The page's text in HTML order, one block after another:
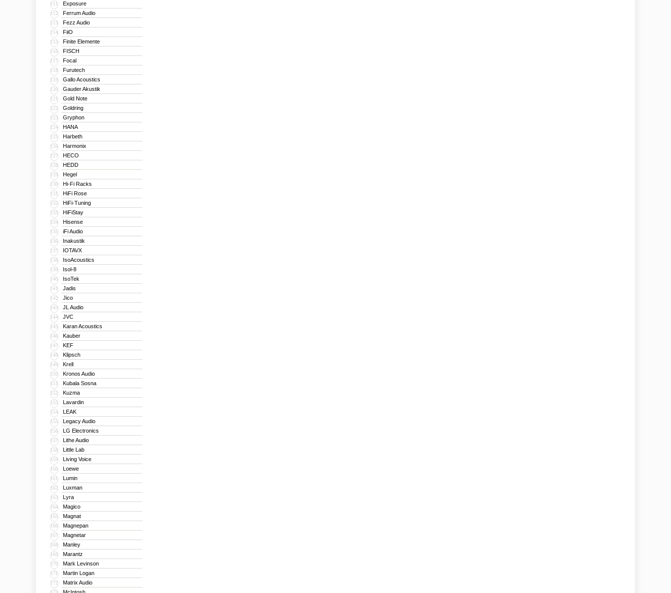
111 Exposure
112 Ferrum Audio
113 Fezz Audio
114 FiiO
115 Finite Elemente
116 FISCH
117 Focal
118 Furutech
119 Gallo Acoustics
120 Gauder Akustik
121 Gold Note
122 Goldring
123 Gryphon
124 HANA
125 Harbeth
126 Harmonix
127 HECO
128 HEDD
129 Hegel
130 Hi-Fi Racks
131 HiFi Rose
132 HiFi-Tuning
133 HiFiStay
134 Hisense
135 iFi Audio
136 Inakustik
137 IOTAVX
138 IsoAcoustics
139 Isol-8
140 IsoTek
141 Jadis
142 Jico
143 JL Audio
144 JVC
145 Karan Acoustics
146 Kauber
147 KEF
148 Klipsch
149 Krell
150 Kronos Audio
151 Kubala Sosna
152 Kuzma
153 Lavardin
154 LEAK
155 Legacy Audio
156 LG Electronics
157 Lithe Audio
158 Little Lab
159 Living Voice
160 Loewe
161 Lumin
162 Luxman
163 Lyra
164 Magico
165 Magnat
166 Magnepan
167 Magnetar
168 Manley
169 Marantz
170 Mark Levinson
171 Martin Logan
172 Matrix Audio